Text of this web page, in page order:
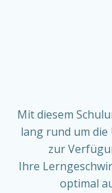
Mit diesem
lang rund um
zur
Ihre
optimal